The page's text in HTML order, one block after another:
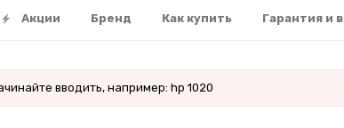
Акции Бренд Как купить Гарантия и